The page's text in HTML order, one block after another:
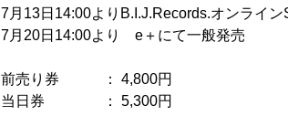
7月13日14:00よりB.I.J.Records.オンライ
7月20日14:00より e＋にて一般発売
前売り券 ： 4,800円
当日券 ： 5,300円